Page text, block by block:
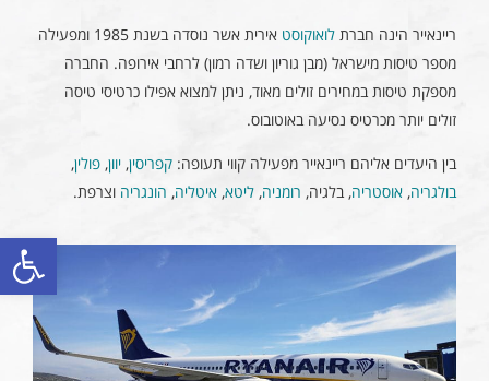
פתח
ריינאייר הינה חברת לואוקוסט
אירית אשר נוסדה בשנת 1985 ומפעילה
מספר טיסות מישראל (מבן גוריון ושדה רמון) לרחבי אירופה. החברה
מספקת טיסות במחירים זולים מאוד, ניתן למצוא אפילו כרטיסי טיסה
זולים יותר מכרטיס נסיעה באוטובוס.
בין היעדים אליהם ריינאייר מפעילה קווי תעופה: קפריסין, יוון, פולין,
בולגריה, אוסטריה, בלגיה, רומניה, ליטא, איטליה, הונגריה וצרפת.